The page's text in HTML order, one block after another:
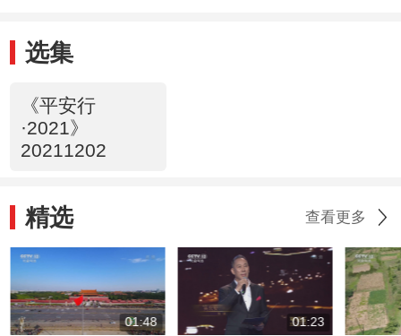
选集
《平安行
·2021》
20211202
精选 查看更多
01:48 01:23